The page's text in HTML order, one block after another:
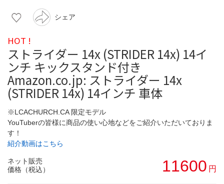
シェア
HOT !
ストライダー 14x (STRIDER 14x) 14イ
ンチ キックスタンド付き
Amazon.co.jp: ストライダー 14x
(STRIDER 14x) 14インチ 車体
※LCACHURCH.CA 限定モデル
YouTuberの皆様に商品の使い心地などをご紹介いただいておりま
す！
紹介動画はこちら
ネット販売
価格（税込）
11600 円